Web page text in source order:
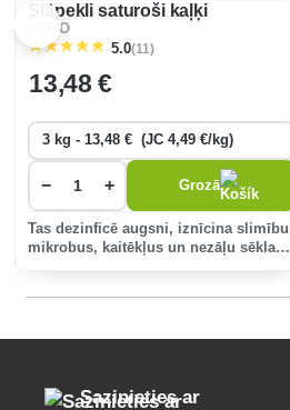
Slāpekli saturoši kaļķi
AGRO
5.0(11)
13,48 €
− + Grozā
Tas dezinficē augsni, iznīcina slimību
mikrobus, kaitēkļus un nezāļu sēklas.
Sazinieties ar